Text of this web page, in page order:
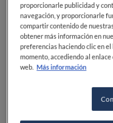
La final regional de
Young Chef 2020se
competencia
ciudad de Lima,
la chefCynthia
La chef de 25 años
Guadalajara,
proporcionarle publicidad y
navegación, y proporcionarle
compartir contenido de
obtener más información en
preferencias haciendo clic en
momento, accediendo al
web. Más información